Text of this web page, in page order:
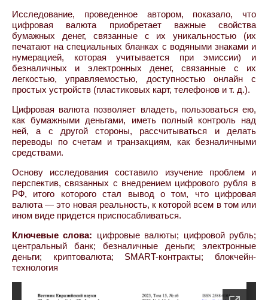
Исследование, проведенное автором, показало, что
цифровая валюта приобретает важные свойства
бумажных денег, связанные с их уникальностью (их
печатают на специальных бланках с водяными знаками и
нумерацией, которая учитывается при эмиссии) и
безналичных и электронных денег, связанные с их
легкостью, управляемостью, доступностью онлайн с
простых устройств (пластиковых карт, телефонов и т. д.).
Цифровая валюта позволяет владеть, пользоваться ею,
как бумажными деньгами, иметь полный контроль над
ней, а с другой стороны, рассчитываться и делать
переводы по счетам и транзакциям, как безналичными
средствами.
Основу исследования составило изучение проблем и
перспектив, связанных с внедрением цифрового рубля в
РФ, итого которого стал вывод о том, что цифровая
валюта — это новая реальность, к которой всем в том или
ином виде придется приспосабливаться.
Ключевые слова: цифровые валюты; цифровой рубль;
центральный банк; безналичные деньги; электронные
деньги; криптовалюта; SMART-контракты; блокчейн-
технология